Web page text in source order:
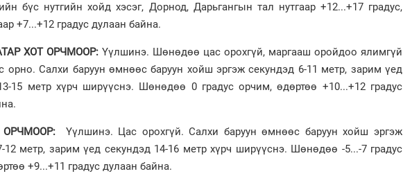
бүс нутгийн хойд хэсэг, Дорнод, Дарьгангын тал нутгаар +12...+17 градус,
+7...+12 градус дулаан байна.
ХОТ ОРЧМООР: Үүлшинэ. Шөнөдөө цас орохгүй, маргааш оройдоо ялимгүй
орно. Салхи баруун өмнөөс баруун хойш эргэж секундэд 6-11 метр, зарим үед
15 метр хүрч ширүүснэ. Шөнөдөө 0 градус орчим, өдөртөө +10...+12 градус
ОРЧМООР:Үүлшинэ. Цас орохгүй. Салхи баруун өмнөөс баруун хойш эргэж
12 метр, зарим үед секундэд 14-16 метр хүрч ширүүснэ. Шөнөдөө -5...-7 градус
+9...+11 градус дулаан байна.